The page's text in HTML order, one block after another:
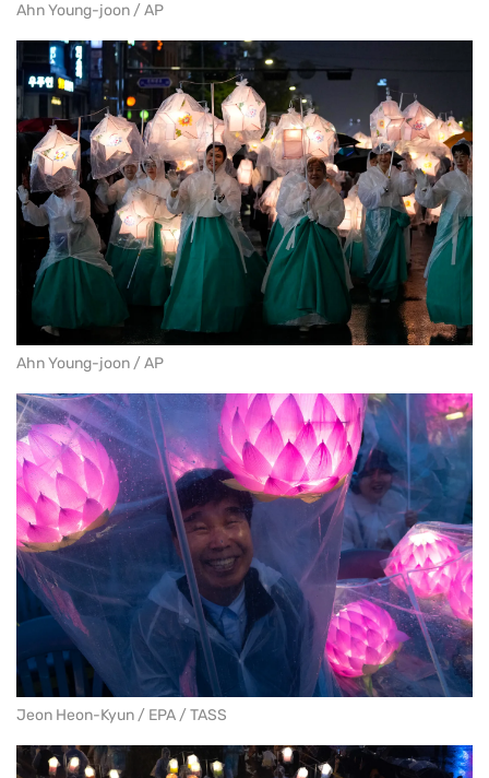
Ahn Young-joon / AP
Ahn Young-joon / AP
Jeon Heon-Kyun / EPA / TASS